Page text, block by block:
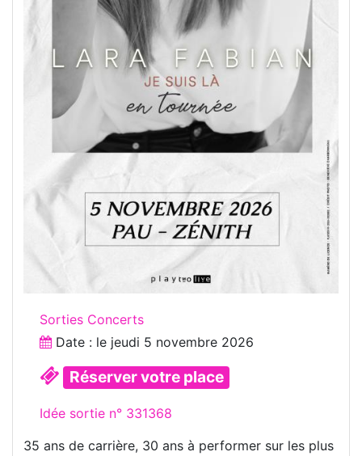
Sorties Concerts
Date : le jeudi 5 novembre 2026
Réserver votre place
Idée sortie n° 331368
35 ans de carrière, 30 ans à performer sur les plus